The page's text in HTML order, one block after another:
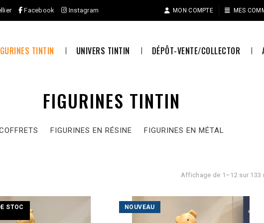
Facebook Instagram MON COMPTE MES
TINTIN UNIVERS TINTIN DÉPÔT-VENTE/COLLECTOR
FIGURINES TINTIN
FIGURINES EN RÉSINE FIGURINES EN MÉTAL
Affichage de 1–12 sur 133
STOC
NOUVEAU